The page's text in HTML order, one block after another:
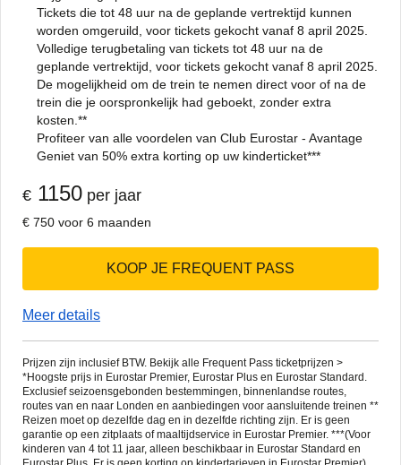
Tickets die tot 48 uur na de geplande vertrektijd kunnen
worden omgeruild, voor tickets gekocht vanaf 8 april 2025.
Volledige terugbetaling van tickets tot 48 uur na de
geplande vertrektijd, voor tickets gekocht vanaf 8 april 2025.
De mogelijkheid om de trein te nemen direct voor of na de
trein die je oorspronkelijk had geboekt, zonder extra
kosten.**
Profiteer van alle voordelen van Club Eurostar - Avantage
Geniet van 50% extra korting op uw kinderticket***
€ 1150 per jaar
€ 750 voor 6 maanden
KOOP JE FREQUENT PASS
Meer details
Prijzen zijn inclusief BTW. Bekijk alle Frequent Pass ticketprijzen >
*Hoogste prijs in Eurostar Premier, Eurostar Plus en Eurostar Standard.
Exclusief seizoensgebonden bestemmingen, binnenlandse routes,
routes van en naar Londen en aanbiedingen voor aansluitende treinen **
Reizen moet op dezelfde dag en in dezelfde richting zijn. Er is geen
garantie op een zitplaats of maaltijdservice in Eurostar Premier. ***(Voor
kinderen van 4 tot 11 jaar, alleen beschikbaar in Eurostar Standard en